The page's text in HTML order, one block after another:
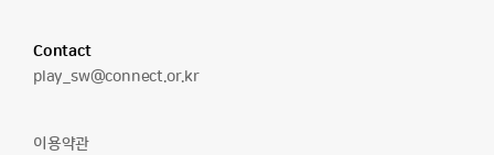
Contact
이
일
play_sw@connect.or.kr
이용약관